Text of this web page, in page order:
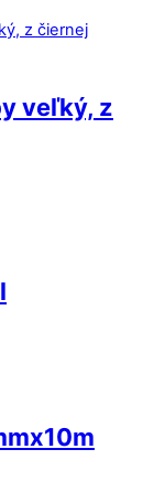
veľký, z